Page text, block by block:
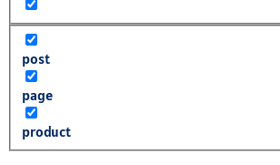
post
page
product